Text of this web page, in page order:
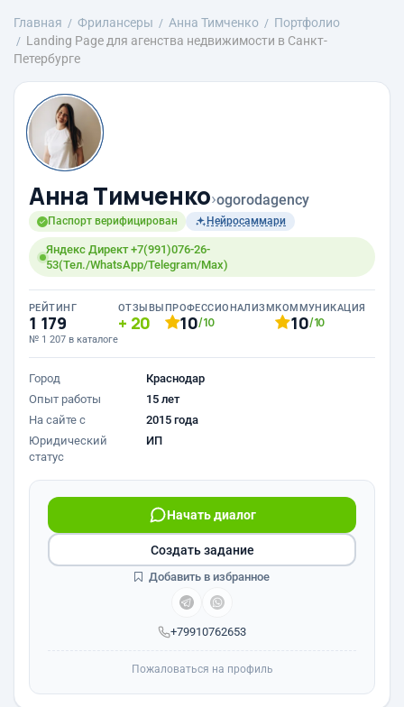
Главная Фрилансеры Анна Тимченко
Портфолио
Landing Page для агенства недвижимости в Санкт-
Петербурге
Анна Тимченко›ogorodagency
Паспорт верифицирован Нейросаммари
Яндекс Директ +7(991)076-26-
53(Тел./WhatsApp/Telegram/Max)
РЕЙТИНГ
1 179
№ 1 207 в каталоге
ОТЗЫВЫ
20
ПРОФЕССИОНАЛИЗМ
10/10
КОММУНИКАЦИЯ
10/10
Город
Краснодар
Опыт работы
15 лет
На сайте с
2015 года
Юридический
статус
ИП
+79910762653
Начать диалог
Создать задание
Добавить в избранное
Пожаловаться на профиль